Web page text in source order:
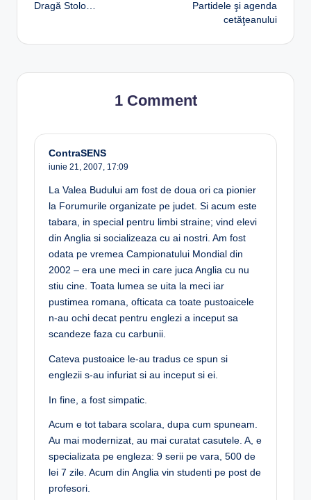
navigation
Dragă Stolo…
Partidele şi agenda
cetăţeanului
1 Comment
ContraSENS
iunie 21, 2007, 17:09
La Valea Budului am fost de doua ori ca pionier
la Forumurile organizate pe judet. Si acum este
tabara, in special pentru limbi straine; vind elevi
din Anglia si socializeaza cu ai nostri. Am fost
odata pe vremea Campionatului Mondial din
2002 – era une meci in care juca Anglia cu nu
stiu cine. Toata lumea se uita la meci iar
pustimea romana, ofticata ca toate pustoaicele
n-au ochi decat pentru englezi a inceput sa
scandeze faza cu carbunii.
Cateva pustoaice le-au tradus ce spun si
englezii s-au infuriat si au inceput si ei.
In fine, a fost simpatic.
Acum e tot tabara scolara, dupa cum spuneam.
Au mai modernizat, au mai curatat casutele. A, e
specializata pe engleza: 9 serii pe vara, 500 de
lei 7 zile. Acum din Anglia vin studenti pe post de
profesori.